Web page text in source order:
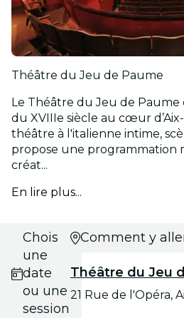
Théâtre du Jeu de Paume
Le Théâtre du Jeu de
du XVIIIe siècle au cœur
théâtre à l'italienne intime,
propose une programmation
créat...
En lire plus...
Choisis
une
date
ou une
session
Comment y
Théâtre du Jeu
21 Rue de l'Opéra,